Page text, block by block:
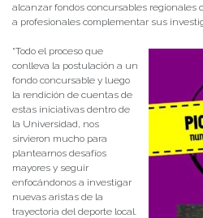
alcanzar fondos concursables regionales
a profesionales complementar sus
“Todo el proceso que
conlleva la postulación a un
fondo concursable y luego
la rendición de cuentas de
estas iniciativas dentro de
la Universidad, nos
sirvieron mucho para
plantearnos desafíos
mayores y seguir
enfocándonos a investigar
nuevas aristas de la
trayectoria del deporte local.